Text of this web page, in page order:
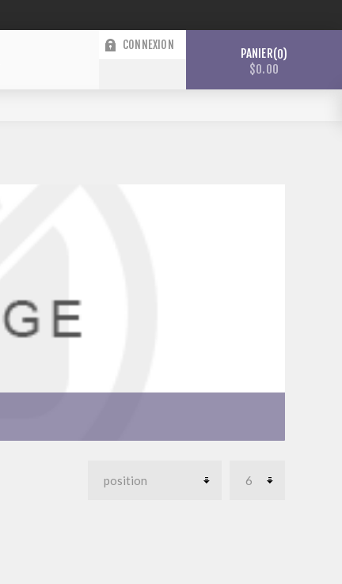
CONNEXION
PANIER 0
$0.00